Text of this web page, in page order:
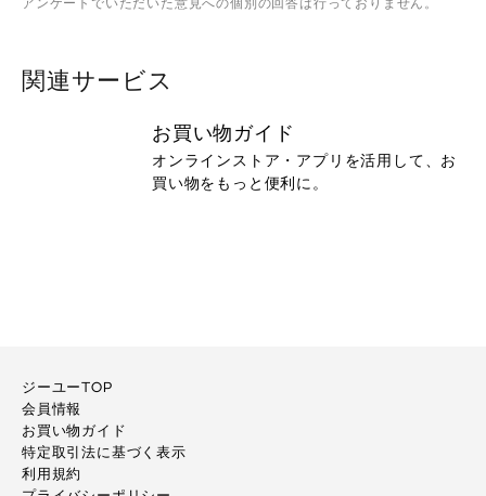
アンケートでいただいた意見への個別の回答は行っておりません。
関連サービス
お買い物ガイド
オンラインストア・アプリを活用して、お
買い物をもっと便利に。
ジーユーTOP
会員情報
お買い物ガイド
特定取引法に基づく表示
利用規約